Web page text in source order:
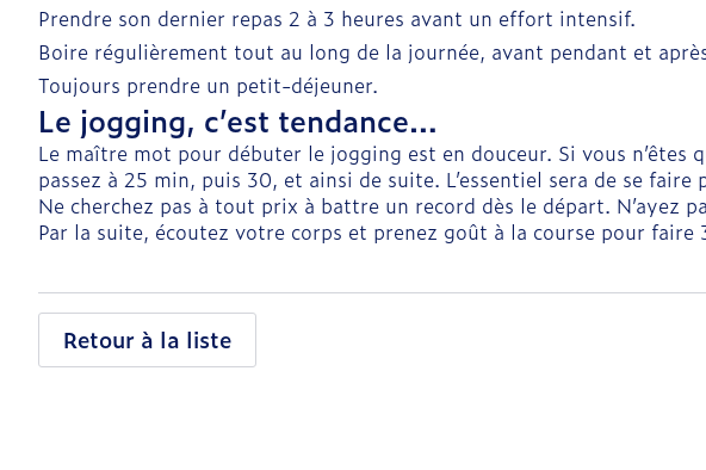
Prendre son dernier repas 2 à 3 heures avant un effort intensif.
Boire régulièrement tout au long de la journée, avant pendant et
Toujours prendre un petit-déjeuner.
Le jogging, c’est tendance…
Le maître mot pour débuter le jogging est en douceur. Si vous
passez à 25 min, puis 30, et ainsi de suite. L’essentiel sera de se faire
Ne cherchez pas à tout prix à battre un record dès le départ. N’ayez
Par la suite, écoutez votre corps et prenez goût à la course pour faire
Retour à la liste